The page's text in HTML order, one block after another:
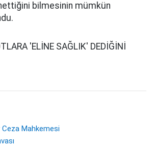
bilmesinin mümkün
Ceza Mahkemesi